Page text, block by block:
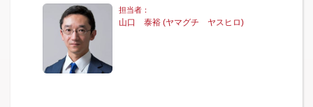
山口 泰裕 (ヤマグチ ヤスヒロ)